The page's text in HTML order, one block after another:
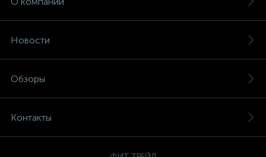
Новости
Обзоры
Контакты